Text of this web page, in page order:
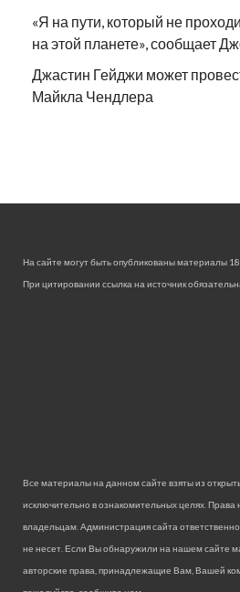
«Я на пути, который не
на этой планете», сообщает
Джастин Гейджи может
Майкла Чендлера
На сайте могут быть опубликованы материалы
При цитировании ссылка на источник
Все материалы на данном сайте взяты из
исключительно в ознакомительных целях.
владельцам. Администрация сайта
не несет. Если Вы обнаружили на нашем сайте
авторские права, принадлежащие Вам, Вашей